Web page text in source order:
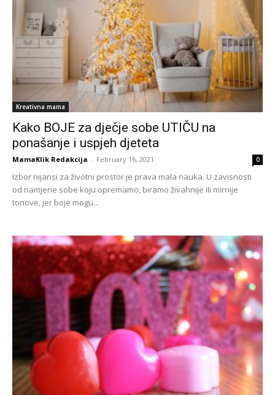
Kreativna mama
Kako BOJE za dječje sobe UTIČU na
ponašanje i uspjeh djeteta
MamaKlik Redakcija - February 16, 2021 0
Izbor nijansi za životni prostor je prava mala nauka. U zavisnosti
od namjene sobe koju opremamo, biramo živahnije ili mirnije
tonove, jer boje mogu...